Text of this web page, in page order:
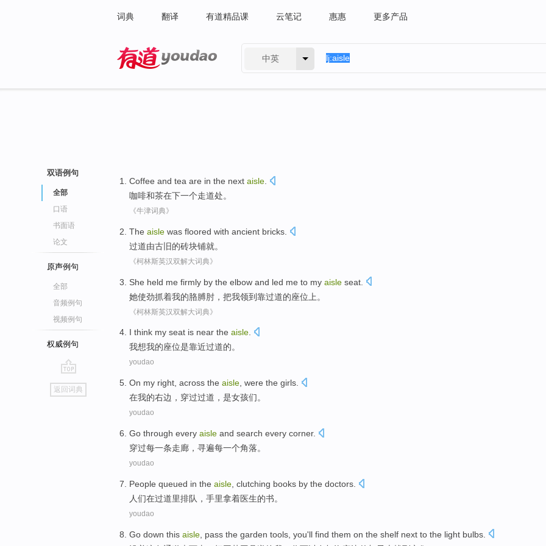
词典 翻译 有道精品课 云笔记 惠惠 更多产品
中英
双语例句
全部
口语
书面语
论文
原声例句
全部
音频例句
视频例句
权威例句
go
top
返回词典
Coffee and tea are in the next aisle
咖啡和茶在下一个走道处。
《牛津词典》
The aisle was floored with ancient bricks
过道由古旧的砖块铺就。
《柯林斯英汉双解大词典》
She held me firmly by the elbow and led me to my aisle seat
她使劲抓着我的胳膊肘 ，把我领到靠过道的座位上 。
《柯林斯英汉双解大词典》
I think my seat is near the aisle.
我想我的座位是靠近过道的。
youdao
On my right across the aisle were the girls
在我的右边 ， 穿过过道 ， 是女孩们。
youdao
Go through every aisle and search every corner.
穿过每一条走廊 ， 寻遍每一个角落。
youdao
People queued in the aisle clutching books by the doctors
人们在过道里排队 ， 手里拿着医生的书。
youdao
Go down this aisle pass the garden tools you'll find them on the shelf next to the light bulbs